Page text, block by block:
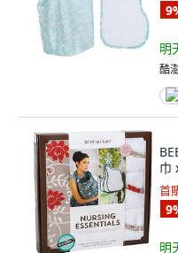
9
明
酷
巾
首
9
明